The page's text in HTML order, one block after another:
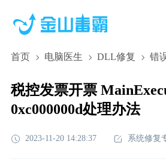
首页 电脑医生 DLL修复 错
税控发票开票
0xc000000d处理办法
2023-11-20 14:28:37 系统修复